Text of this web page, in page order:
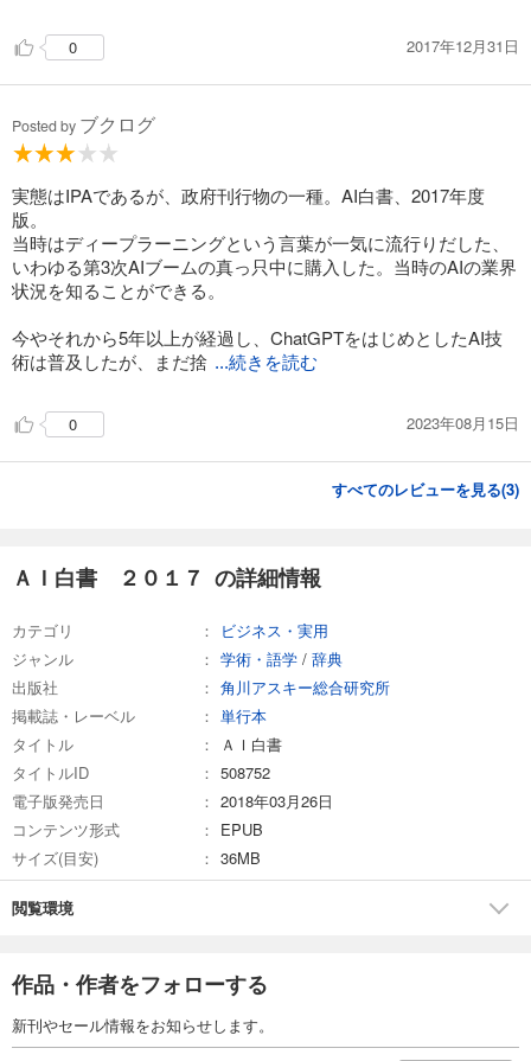
0 2017年12月31日
Posted by ブクログ
実態はIPAであるが、政府刊行物の一種。AI白書、2017年度
版。
当時はディープラーニングという言葉が一気に流行りだした、
いわゆる第3次AIブームの真っ只中に購入した。当時のAIの業界
状況を知ることができる。
今やそれから5年以上が経過し、ChatGPTをはじめとしたAI技
術は普及したが、まだ捨 ...続きを読む
0 2023年08月15日
すべてのレビューを見る(3)
ＡＩ白書 ２０１７ の詳細情報
カテゴリ
ビジネス・実用
ジャンル
学術・語学 / 辞典
出版社
角川アスキー総合研究所
掲載誌・レーベル
単行本
タイトル
ＡＩ白書
タイトルID
508752
電子版発売日
2018年03月26日
コンテンツ形式
EPUB
サイズ(目安)
36MB
閲覧環境
作品・作者をフォローする
新刊やセール情報をお知らせします。